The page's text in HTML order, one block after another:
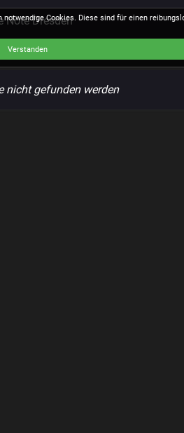
Note Dresden
nicht gefunden werden
notwendige Cookies. Diese sind für einen
Verstanden